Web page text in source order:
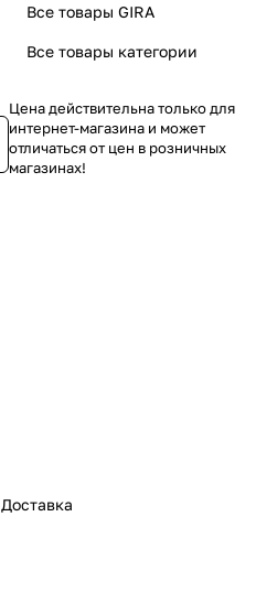
Все товары GIRA
Все товары категории
Цена действительна только для
интернет-магазина и может
отличаться от цен в розничных
магазинах!
Доставка